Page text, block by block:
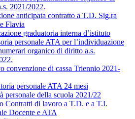
2021/2022.
anticipata contratto a T.D. Sig.ra
Flavia
graduatoria interna d’istituto
personale ATA per l’individuazione
organico di diritto a.s.
convenzione di cassa Triennio 2021-
personale ATA 24 mesi
personale della scuola 2021/22
Contratti di lavoro a T.D. e a T.I.
Docente e ATA